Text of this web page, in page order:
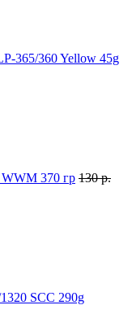
365/360 Yellow 45g
370 гр 130 р.
SCC 290g